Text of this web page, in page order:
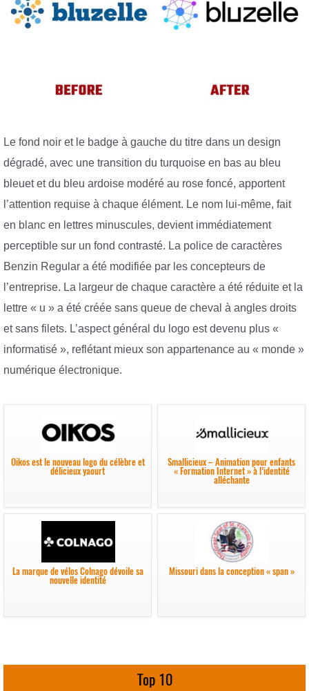
Le fond noir et le badge à gauche du titre dans un design
dégradé, avec une transition du turquoise en bas au bleu
bleuet et du bleu ardoise modéré au rose foncé, apportent
l’attention requise à chaque élément. Le nom lui-même, fait
en blanc en lettres minuscules, devient immédiatement
perceptible sur un fond contrasté. La police de caractères
Benzin Regular a été modifiée par les concepteurs de
l’entreprise. La largeur de chaque caractère a été réduite et la
lettre « u » a été créée sans queue de cheval à angles droits
et sans filets. L’aspect général du logo est devenu plus «
informatisé », reflétant mieux son appartenance au « monde »
numérique électronique.
Oikos est le nouveau logo du célèbre et
délicieux yaourt
Smallicieux – Animation pour enfants
« Formation Internet » à l’identité
alléchante
La marque de vélos Colnago dévoile sa
nouvelle identité
Missouri dans la conception « span »
Top 10